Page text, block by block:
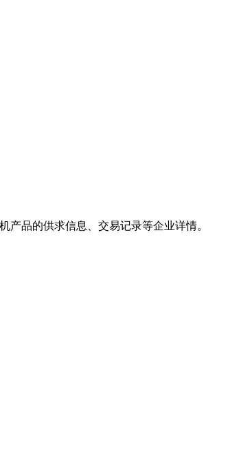
产品的供求信息、交易记录等企业详情。